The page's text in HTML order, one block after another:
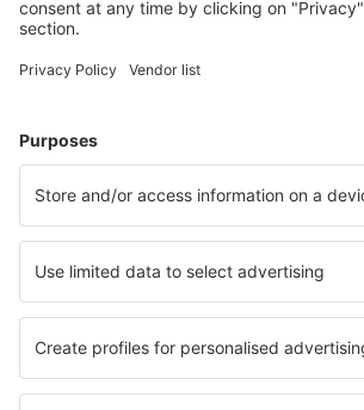
Planifica tu viaje
Vacaciones
Alojamientos
Vuelo+Hotel
Traslados
Atracciones
Eventos deportivos
Aprende más